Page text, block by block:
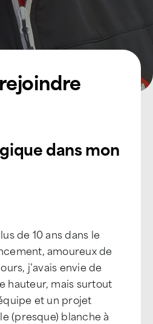
dans mon
de 10 ans dans le
amoureux de
j’avais envie de
hauteur, mais surtout
et un projet
(presque) blanche à